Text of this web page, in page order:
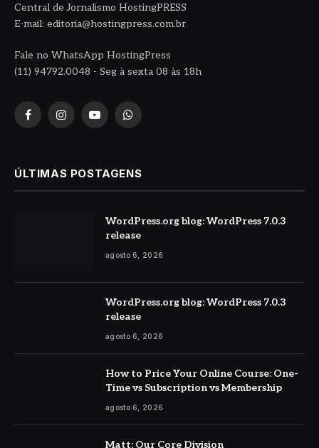
Central de Jornalismo HostingPRESS
E-mail: editoria@hostingpress.com.br
Fale no WhatsApp HostingPress
(11) 94792.0048 - Seg à sexta 08 às 18h
FacebookInstagramYouTubeWhatsApp
ÚLTIMAS POSTAGENS
WordPress.org blog: WordPress 7.0.3
release
agosto 6, 2026
WordPress.org blog: WordPress 7.0.3
release
agosto 6, 2026
How to Price Your Online Course: One-
Time vs Subscription vs Membership
agosto 6, 2026
Matt: Our Core Division